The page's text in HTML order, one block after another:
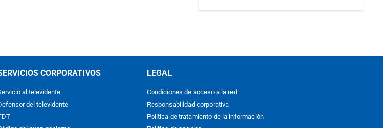
CORPORATIVOS
al televidente
del televidente
LEGAL
Condiciones de acceso a la red
Responsabilidad corporativa
Política de tratamiento de la información